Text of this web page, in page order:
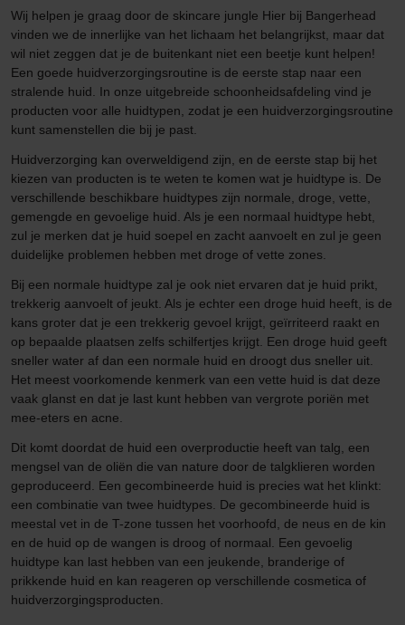
Wij helpen je graag door de skincare jungle Hier bij Bangerhead
vinden we de innerlijke van het lichaam het belangrijkst, maar dat
wil niet zeggen dat je de buitenkant niet een beetje kunt helpen!
Een goede huidverzorgingsroutine is de eerste stap naar een
stralende huid. In onze uitgebreide schoonheidsafdeling vind je
producten voor alle huidtypen, zodat je een huidverzorgingsroutine
kunt samenstellen die bij je past.
Huidverzorging kan overweldigend zijn, en de eerste stap bij het
kiezen van producten is te weten te komen wat je huidtype is. De
verschillende beschikbare huidtypes zijn normale, droge, vette,
gemengde en gevoelige huid. Als je een normaal huidtype hebt,
zul je merken dat je huid soepel en zacht aanvoelt en zul je geen
duidelijke problemen hebben met droge of vette zones.
Bij een normale huidtype zal je ook niet ervaren dat je huid prikt,
trekkerig aanvoelt of jeukt. Als je echter een droge huid heeft, is de
kans groter dat je een trekkerig gevoel krijgt, geïrriteerd raakt en
op bepaalde plaatsen zelfs schilfertjes krijgt. Een droge huid geeft
sneller water af dan een normale huid en droogt dus sneller uit.
Het meest voorkomende kenmerk van een vette huid is dat deze
vaak glanst en dat je last kunt hebben van vergrote poriën met
mee-eters en acne.
Dit komt doordat de huid een overproductie heeft van talg, een
mengsel van de oliën die van nature door de talgklieren worden
geproduceerd. Een gecombineerde huid is precies wat het klinkt:
een combinatie van twee huidtypes. De gecombineerde huid is
meestal vet in de T-zone tussen het voorhoofd, de neus en de kin
en de huid op de wangen is droog of normaal. Een gevoelig
huidtype kan last hebben van een jeukende, branderige of
prikkende huid en kan reageren op verschillende cosmetica of
huidverzorgingsproducten.